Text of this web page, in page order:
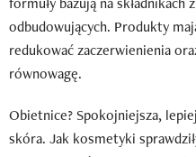
odbudowujących. Produkty
redukować zaczerwienienia
równowagę.
Obietnice? Spokojniejsza,
skóra. Jak kosmetyki